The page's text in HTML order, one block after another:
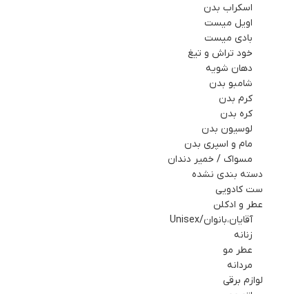
اسکراب بدن
اویل میست
بادی میست
خود تراش و تیغ
دهان شویه
شامبو بدن
کرم بدن
کره بدن
لوسیون بدن
مام و اسپري بدن
مسواک / خمیر دندان
دسته بندی نشده
ست کادويي
عطر و ادکلن
آقایان،بانوان/Unisex
زنانه
عطر مو
مردانه
لوازم برقي